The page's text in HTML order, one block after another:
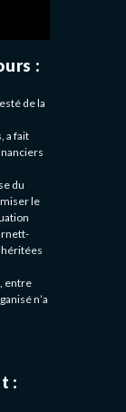
:
de la
a fait
du
le
héritées
entre
n’a
: